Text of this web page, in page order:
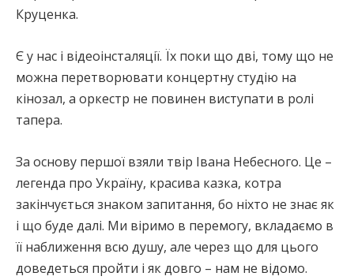
Круценка.
Є у нас і відеоінсталяції. Їх поки що дві, тому що не
можна перетворювати концертну студію на
кінозал, а оркестр не повинен виступати в ролі
тапера.
За основу першої взяли твір Івана Небесного. Це –
легенда про Україну, красива казка, котра
закінчується знаком запитання, бо ніхто не знає як
і що буде далі. Ми віримо в перемогу, вкладаємо в
її наближення всю душу, але через що для цього
доведеться пройти і як довго – нам не відомо.